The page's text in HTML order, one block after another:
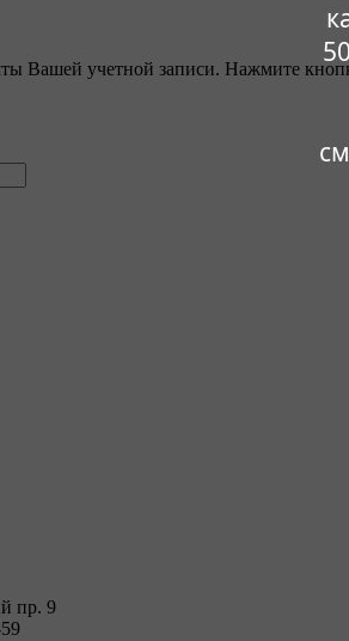
Вашей учетной записи. Нажмите
пр. 9